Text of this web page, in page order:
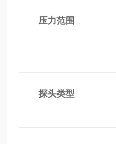
压力范围
探头类型